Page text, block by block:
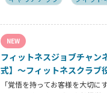
ん。選ばれるインストラクター
若松さんが取られた行動とは？
NEW
フィットネスジョブチャン
式】～フィットネスクラブ
倒産を経て開業・独立～
「覚悟を持ってお客様を大切にす